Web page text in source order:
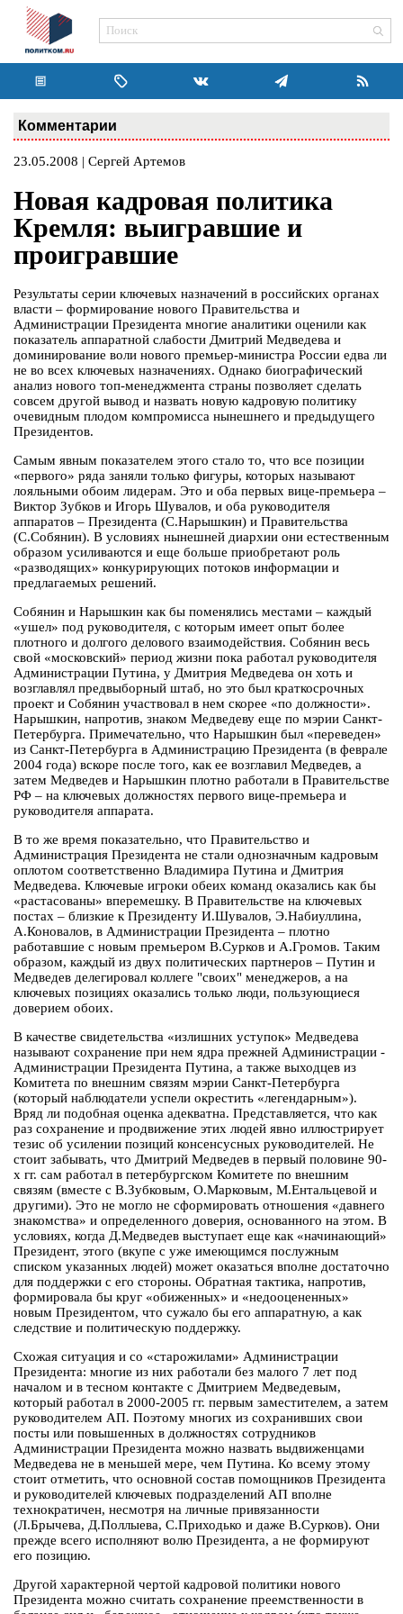
Комментарии
23.05.2008 | Сергей Артемов
Новая кадровая политика
Кремля: выигравшие и
проигравшие
Результаты серии ключевых назначений в российских органах
власти – формирование нового Правительства и
Администрации Президента многие аналитики оценили как
показатель аппаратной слабости Дмитрий Медведева и
доминирование воли нового премьер-министра России едва ли
не во всех ключевых назначениях. Однако биографический
анализ нового топ-менеджмента страны позволяет сделать
совсем другой вывод и назвать новую кадровую политику
очевидным плодом компромисса нынешнего и предыдущего
Президентов.
Самым явным показателем этого стало то, что все позиции
«первого» ряда заняли только фигуры, которых называют
лояльными обоим лидерам. Это и оба первых вице-премьера –
Виктор Зубков и Игорь Шувалов, и оба руководителя
аппаратов – Президента (С.Нарышкин) и Правительства
(С.Собянин). В условиях нынешней диархии они естественным
образом усиливаются и еще больше приобретают роль
«разводящих» конкурирующих потоков информации и
предлагаемых решений.
Собянин и Нарышкин как бы поменялись местами – каждый
«ушел» под руководителя, с которым имеет опыт более
плотного и долгого делового взаимодействия. Собянин весь
свой «московский» период жизни пока работал руководителя
Администрации Путина, у Дмитрия Медведева он хоть и
возглавлял предвыборный штаб, но это был краткосрочных
проект и Собянин участвовал в нем скорее «по должности».
Нарышкин, напротив, знаком Медведеву еще по мэрии Санкт-
Петербурга. Примечательно, что Нарышкин был «переведен»
из Санкт-Петербурга в Администрацию Президента (в феврале
2004 года) вскоре после того, как ее возглавил Медведев, а
затем Медведев и Нарышкин плотно работали в Правительстве
РФ – на ключевых должностях первого вице-премьера и
руководителя аппарата.
В то же время показательно, что Правительство и
Администрация Президента не стали однозначным кадровым
оплотом соответственно Владимира Путина и Дмитрия
Медведева. Ключевые игроки обеих команд оказались как бы
«растасованы» вперемешку. В Правительстве на ключевых
постах – близкие к Президенту И.Шувалов, Э.Набиуллина,
А.Коновалов, в Администрации Президента – плотно
работавшие с новым премьером В.Сурков и А.Громов. Таким
образом, каждый из двух политических партнеров – Путин и
Медведев делегировал коллеге "своих" менеджеров, а на
ключевых позициях оказались только люди, пользующиеся
доверием обоих.
В качестве свидетельства «излишних уступок» Медведева
называют сохранение при нем ядра прежней Администрации -
Администрации Президента Путина, а также выходцев из
Комитета по внешним связям мэрии Санкт-Петербурга
(который наблюдатели успели окрестить «легендарным»).
Вряд ли подобная оценка адекватна. Представляется, что как
раз сохранение и продвижение этих людей явно иллюстрирует
тезис об усилении позиций консенсусных руководителей. Не
стоит забывать, что Дмитрий Медведев в первый половине 90-
х гг. сам работал в петербургском Комитете по внешним
связям (вместе с В.Зубковым, О.Марковым, М.Ентальцевой и
другими). Это не могло не сформировать отношения «давнего
знакомства» и определенного доверия, основанного на этом. В
условиях, когда Д.Медведев выступает еще как «начинающий»
Президент, этого (вкупе с уже имеющимся послужным
списком указанных людей) может оказаться вполне достаточно
для поддержки с его стороны. Обратная тактика, напротив,
формировала бы круг «обиженных» и «недооцененных»
новым Президентом, что сужало бы его аппаратную, а как
следствие и политическую поддержку.
Схожая ситуация и со «старожилами» Администрации
Президента: многие из них работали без малого 7 лет под
началом и в тесном контакте с Дмитрием Медведевым,
который работал в 2000-2005 гг. первым заместителем, а затем
руководителем АП. Поэтому многих из сохранивших свои
посты или повышенных в должностях сотрудников
Администрации Президента можно назвать выдвиженцами
Медведева не в меньшей мере, чем Путина. Ко всему этому
стоит отметить, что основной состав помощников Президента
и руководителей ключевых подразделений АП вполне
технократичен, несмотря на личные привязанности
(Л.Брычева, Д.Поллыева, С.Приходько и даже В.Сурков). Они
прежде всего исполняют волю Президента, а не формируют
его позицию.
Другой характерной чертой кадровой политики нового
Президента можно считать сохранение преемственности в